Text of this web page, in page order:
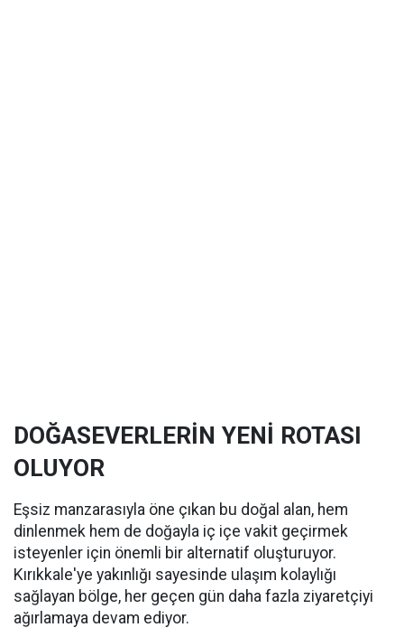
DOĞASEVERLERİN YENİ ROTASI
OLUYOR
Eşsiz manzarasıyla öne çıkan bu doğal alan, hem
dinlenmek hem de doğayla iç içe vakit geçirmek
isteyenler için önemli bir alternatif oluşturuyor.
Kırıkkale'ye yakınlığı sayesinde ulaşım kolaylığı
sağlayan bölge, her geçen gün daha fazla ziyaretçiyi
ağırlamaya devam ediyor.